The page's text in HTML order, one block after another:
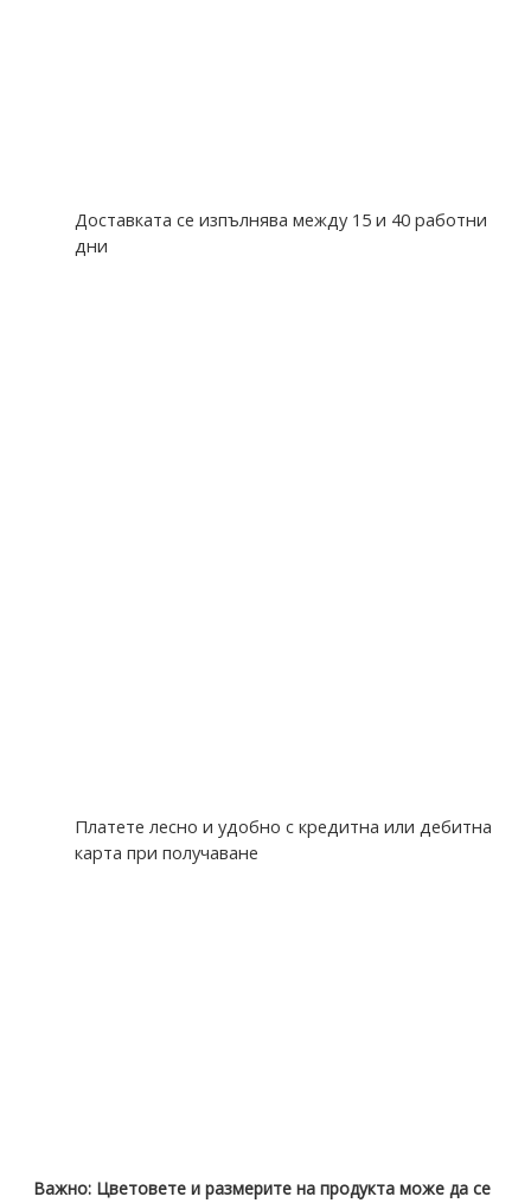
Доставката се изпълнява между 15 и 40 работни
дни
Платете лесно и удобно с кредитна или дебитна
карта при получаване
Важно: Цветовете и размерите на продукта може да се